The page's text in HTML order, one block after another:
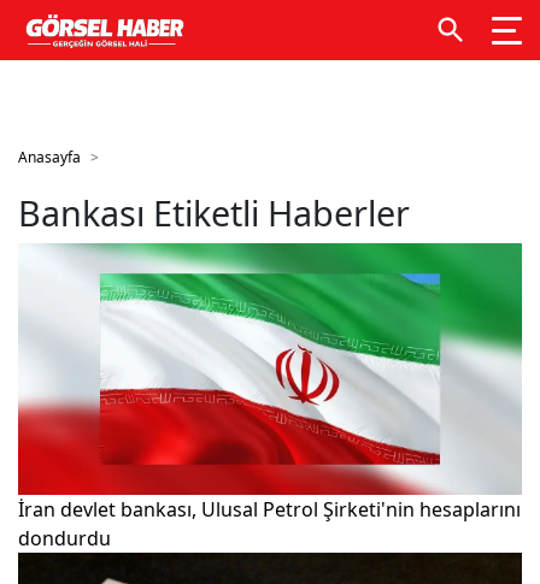
GTM kodunuzu buraya ekleyin
GTM kodunuzu buraya
ekleyin
Anasayfa
Bankası Etiketli Haberler
İran devlet bankası, Ulusal Petrol Şirketi'nin hesaplarını
dondurdu